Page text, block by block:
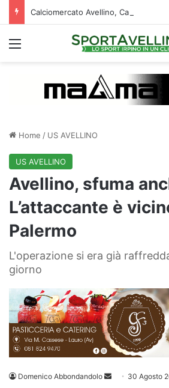
Menu
Home / US AVELLINO
US AVELLINO
Avellino, sfuma
L’attaccante è
Palermo
L'operazione si era già
giorno
Domenico Abbondandolo
Invia 30 Agosto